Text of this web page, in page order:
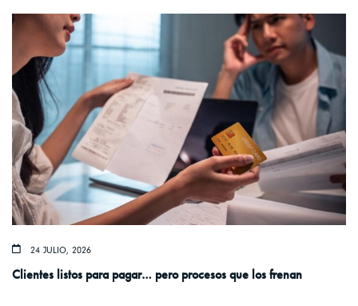
24 JULIO, 2026
Clientes listos para pagar… pero procesos que los frenan